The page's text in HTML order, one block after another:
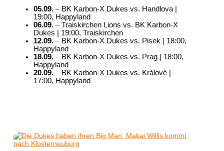
05.09. – BK Karbon-X Dukes vs. Handlova |
19:00, Happyland
06.09. – Traiskirchen Lions vs. BK Karbon-X
Dukes | 19:00, Traiskirchen
12.09. – BK Karbon-X Dukes vs. Pisek | 18:00,
Happyland
18.09. – BK Karbon-X Dukes vs. Prag | 18:00,
Happyland
20.09. – BK Karbon-X Dukes vs. Králové |
17:00, Happyland